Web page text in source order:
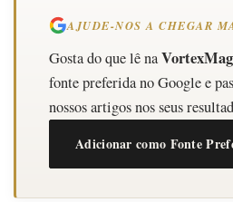
AJUDE-NOS A CHEGAR
Gosta do que lê naVortexMag
fonte preferida no Google e
nossos artigos nos seus
Adicionar como Fonte